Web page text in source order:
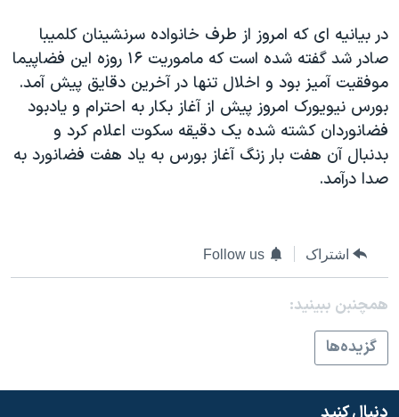
نرگس محمدی برنده جایزه نوبل صلح
همایش محافظه‌کاران آمریکا «سی‌پک»
صفحه‌های ویژه
سفر پرزیدنت ترامپ به چین
در بيانيه ای که امروز از طرف خانواده سرنشينان کلميبا
صادر شد گفته شده است که ماموريت ۱۶ روزه اين فضاپيما
موفقيت آميز بود و اخلال تنها در آخرين دقايق پيش آمد.
بورس نيويورک امروز پيش از آغاز بکار به احترام و يادبود
فضانوردان کشته شده يک دقيقه سکوت اعلام کرد و
بدنبال آن هفت بار زنگ آغاز بورس به ياد هفت فضانورد به
صدا درآمد.
اشتراک Follow us
همچنبن ببینید:
گزيده‌ها